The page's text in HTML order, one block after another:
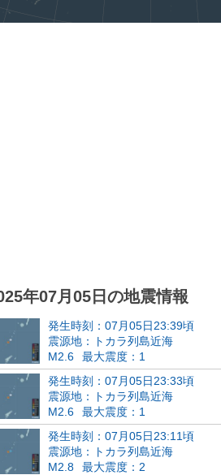
年07月05日の地震情報
発生時刻：07月05日23:39頃
震源地：トカラ列島近海
M2.6
最大震度：1
発生時刻：07月05日23:33頃
震源地：トカラ列島近海
M2.6
最大震度：1
発生時刻：07月05日23:11頃
震源地：トカラ列島近海
M2.8
最大震度：2